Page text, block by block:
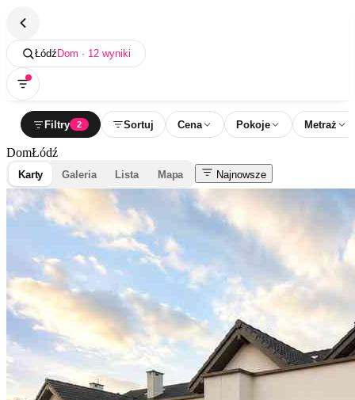
Łódź Dom · 12 wyniki
Filtry 2 Sortuj Cena Pokoje Metraż
DomŁódź
Karty Galeria Lista Mapa Najnowsze